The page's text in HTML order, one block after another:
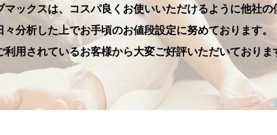
マックスは、コスパ良くお使いいただけるように他社の
々分析した上でお手頃のお値段設定に努めております。
利用されているお客様から大変ご好評いただいておりま